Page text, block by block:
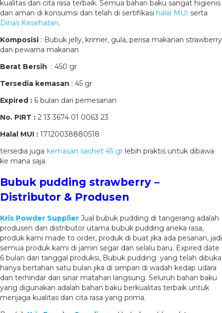
kualitas dan cita rasa terbaik. Semua bahan baku sangat higienis
dan aman di konsumsi dan telah di sertifikasi halal MUI serta
Dinas Kesehatan.
Komposisi : Bubuk jelly, krimer, gula, perisa makanan strawberry
dan pewarna makanan
Berat Bersih : 450 gr
Tersedia kemasan : 45 gr
Expired : 6 bulan dari pemesanan
No. PIRT : 2 13 3674 01 0063 23
Halal MUI : 17120038880518
tersedia juga kemasan sachet 45 gr lebih praktis untuk dibawa
ke mana saja.
Bubuk pudding strawberry –
Distributor & Produsen
Kris Powder Supplier Jual bubuk pudding di tangerang adalah
produsen dan distributor utama bubuk pudding aneka rasa,
produk kami made to order, produk di buat jika ada pesanan, jadi
semua produk kami di jamin segar dan selalu baru. Expired date
6 bulan dari tanggal produksi, Bubuk pudding yang telah dibuka
hanya bertahan satu bulan jika di simpan di wadah kedap udara
dan terhindar dari sinar matahari langsung. Seluruh bahan baku
yang digunakan adalah bahan baku berkualitas terbaik untuk
menjaga kualitas dan cita rasa yang prima.